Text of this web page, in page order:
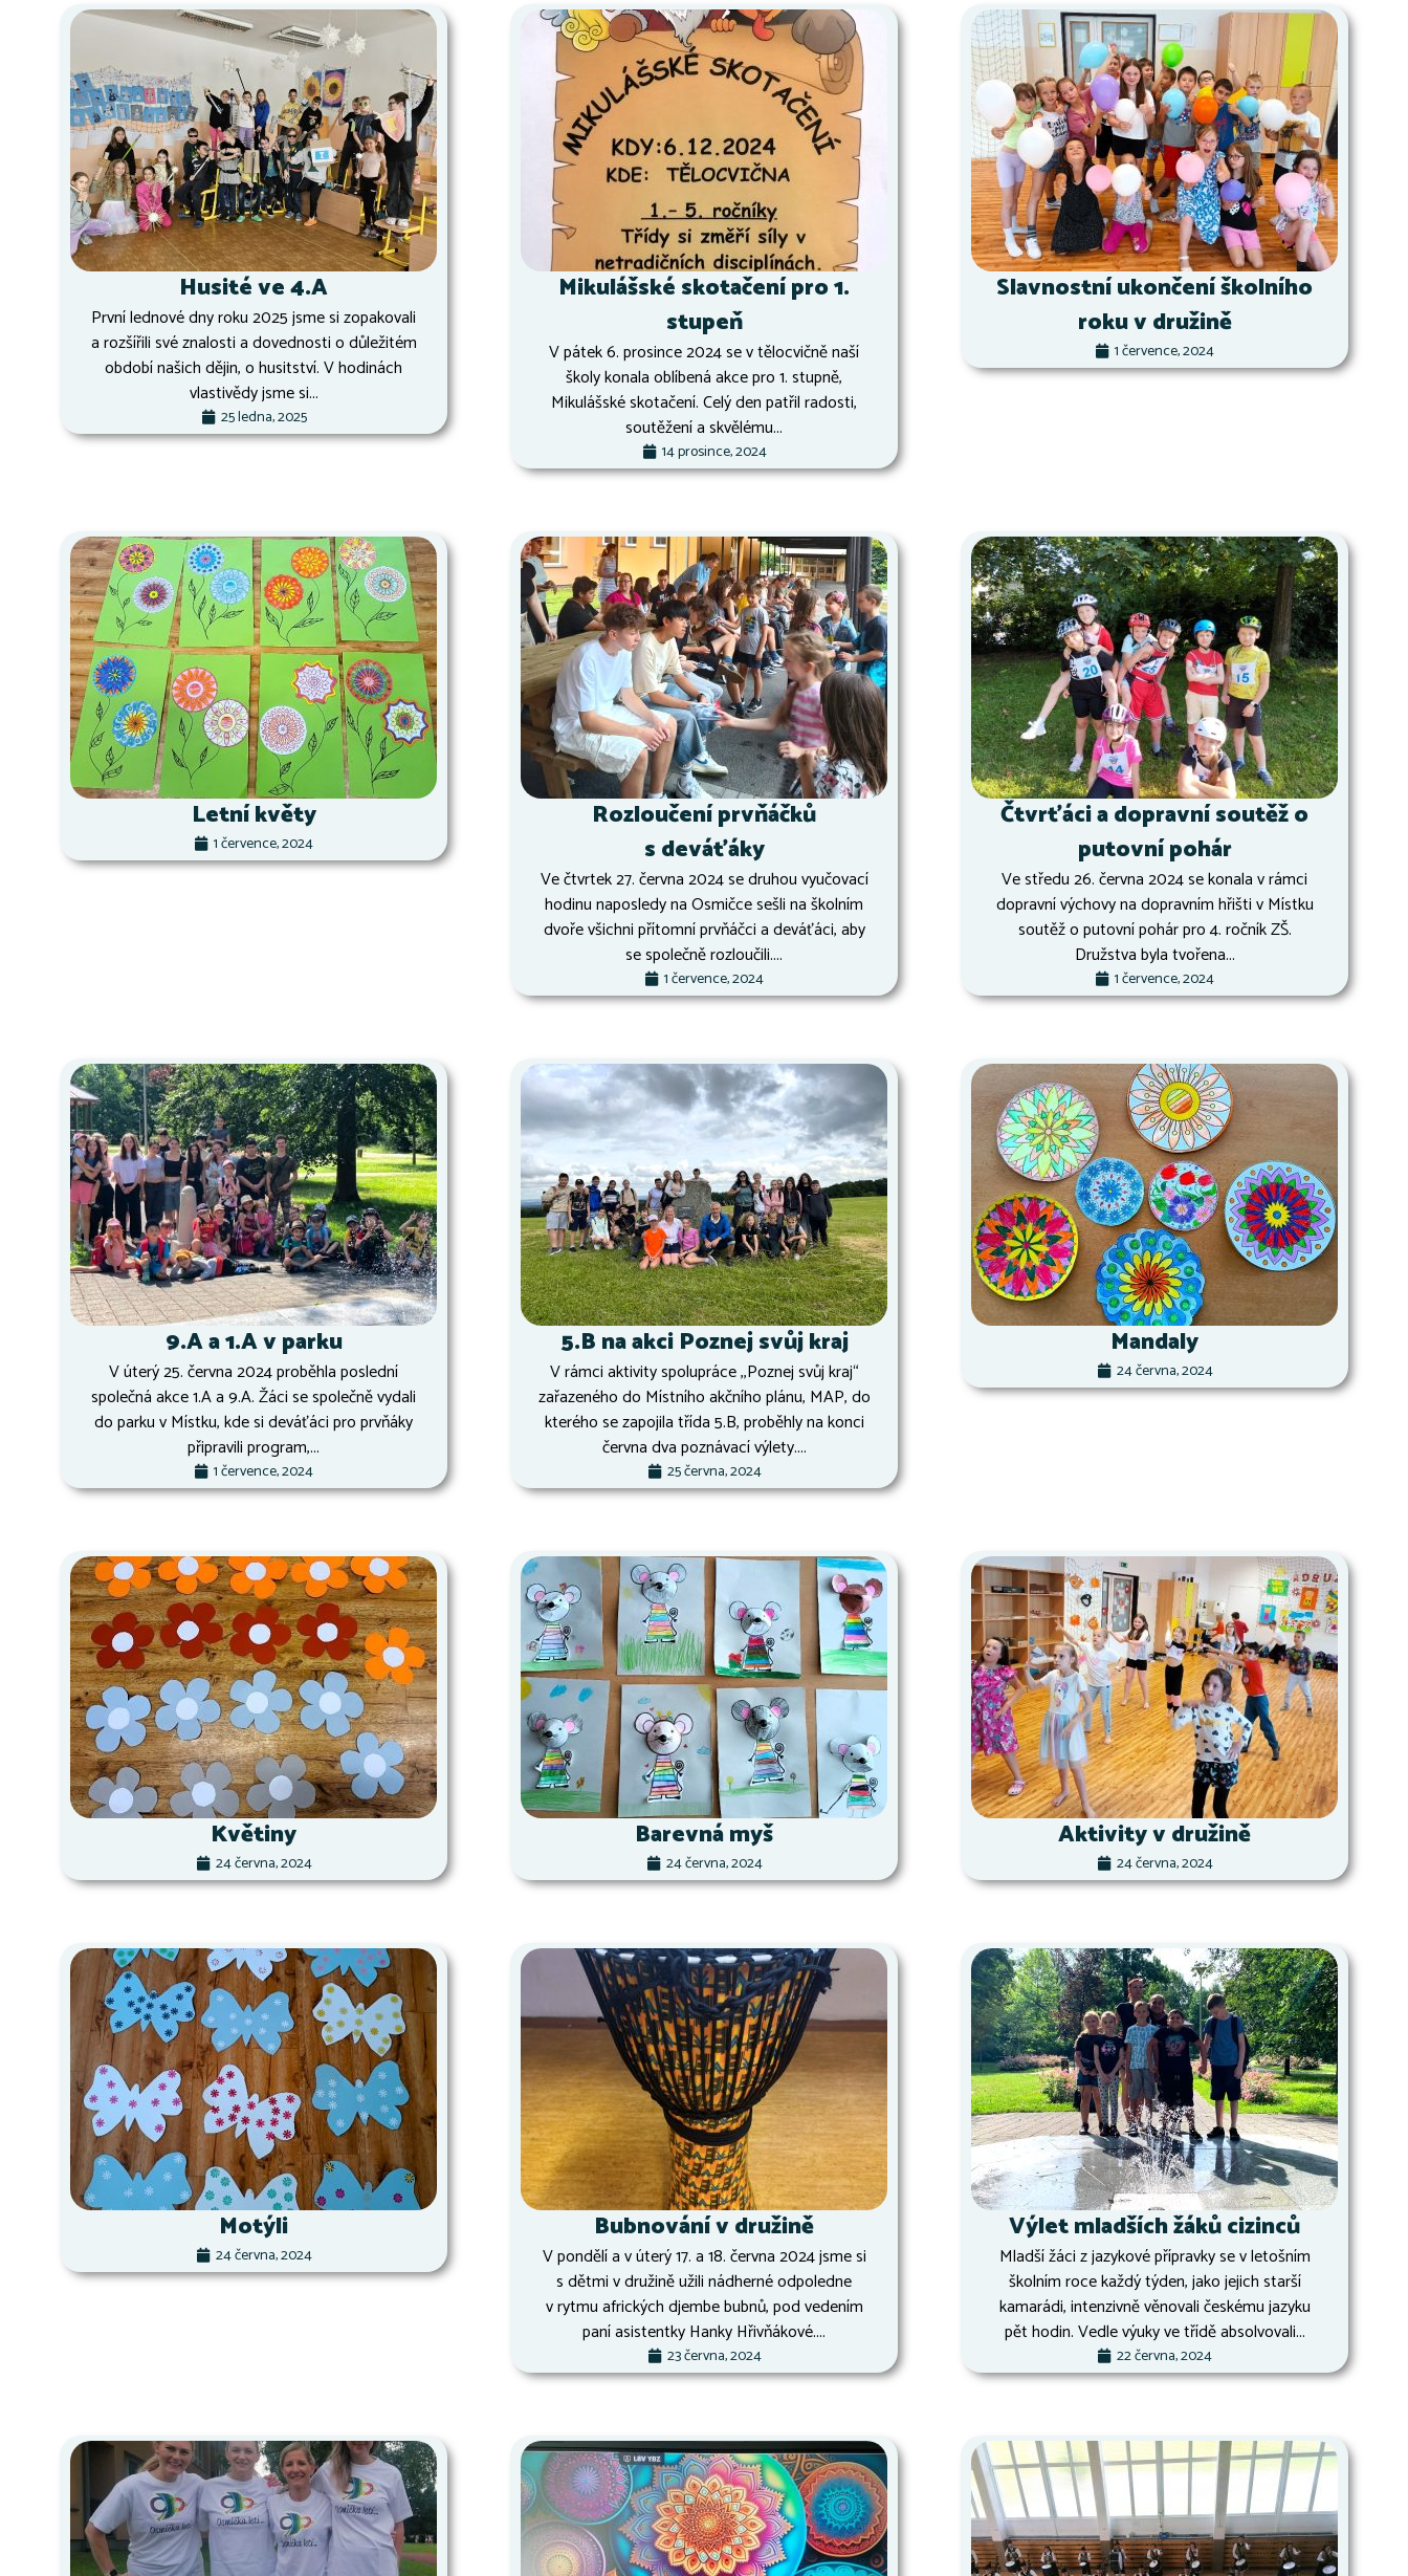
Husité ve 4.A
První lednové dny roku 2025 jsme si zopakovali
a rozšířili své znalosti a dovednosti o důležitém
období našich dějin, o husitství. V hodinách
vlastivědy jsme si...
25 ledna, 2025
Mikulášské skotačení pro 1.
stupeň
V pátek 6. prosince 2024 se v tělocvičně naší
školy konala oblíbená akce pro 1. stupně,
Mikulášské skotačení. Celý den patřil radosti,
soutěžení a skvělému...
14 prosince, 2024
Slavnostní ukončení školního
roku v družině
1 července, 2024
Letní květy
1 července, 2024
Rozloučení prvňáčků
s deváťáky
Ve čtvrtek 27. června 2024 se druhou vyučovací
hodinu naposledy na Osmičce sešli na školním
dvoře všichni přítomní prvňáčci a deváťáci, aby
se společně rozloučili....
1 července, 2024
Čtvrťáci a dopravní soutěž o
putovní pohár
Ve středu 26. června 2024 se konala v rámci
dopravní výchovy na dopravním hřišti v Místku
soutěž o putovní pohár pro 4. ročník ZŠ.
Družstva byla tvořena...
1 července, 2024
9.A a 1.A v parku
V úterý 25. června 2024 proběhla poslední
společná akce 1.A a 9.A. Žáci se společně vydali
do parku v Místku, kde si deváťáci pro prvňáky
připravili program,...
1 července, 2024
5.B na akci Poznej svůj kraj
V rámci aktivity spolupráce ,,Poznej svůj kraj“
zařazeného do Místního akčního plánu, MAP, do
kterého se zapojila třída 5.B, proběhly na konci
června dva poznávací výlety....
25 června, 2024
Mandaly
24 června, 2024
Květiny
24 června, 2024
Barevná myš
24 června, 2024
Aktivity v družině
24 června, 2024
Motýli
24 června, 2024
Bubnování v družině
V pondělí a v úterý 17. a 18. června 2024 jsme si
s dětmi v družině užili nádherné odpoledne
v rytmu afrických djembe bubnů, pod vedením
paní asistentky Hanky Hřivňákové....
23 června, 2024
Výlet mladších žáků cizinců
Mladší žáci z jazykové přípravky se v letošním
školním roce každý týden, jako jejich starší
kamarádi, intenzivně věnovali českému jazyku
pět hodin. Vedle výuky ve třídě absolvovali...
22 června, 2024